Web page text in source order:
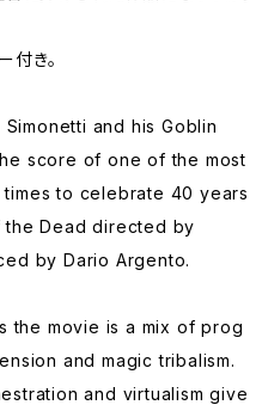
付き。
and his Goblin
score of one of the most
to celebrate 40 years
Dead directed by
by Dario Argento.
the movie is a mix of prog
and magic tribalism.
and virtualism give